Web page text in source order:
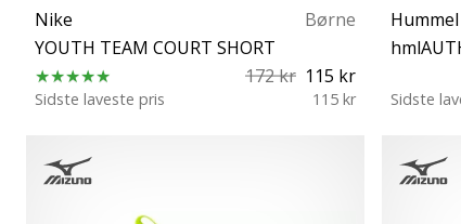
Nike
Børne
YOUTH TEAM COURT SHORT
172 kr 115 kr
Sidste laveste pris 115 kr
Hummel
Sidste